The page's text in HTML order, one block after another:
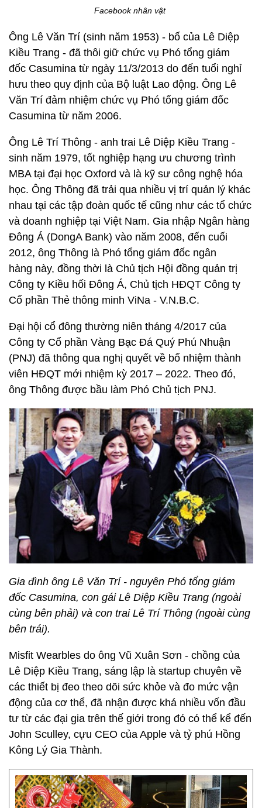
Facebook nhân vật
Ông Lê Văn Trí (sinh năm 1953) - bố của Lê Diệp
Kiều Trang - đã thôi giữ chức vụ Phó tổng giám
đốc Casumina từ ngày 11/3/2013 do đến tuổi nghỉ
hưu theo quy định của Bộ luật Lao động. Ông Lê
Văn Trí đảm nhiệm chức vụ Phó tổng giám đốc
Casumina từ năm 2006.
Ông Lê Trí Thông - anh trai Lê Diệp Kiều Trang -
sinh năm 1979, tốt nghiệp hạng ưu chương trình
MBA tại đại học Oxford và là kỹ sư công nghệ hóa
học. Ông Thông đã trải qua nhiều vị trí quản lý khác
nhau tại các tập đoàn quốc tế cũng như các tổ chức
và doanh nghiệp tại Việt Nam. Gia nhập Ngân hàng
Đông Á (DongA Bank) vào năm 2008, đến cuối
2012, ông Thông là Phó tổng giám đốc ngân
hàng này, đồng thời là Chủ tịch Hội đồng quản trị
Công ty Kiều hối Đông Á, Chủ tịch HĐQT Công ty
Cổ phần Thẻ thông minh ViNa - V.N.B.C.
Đại hội cổ đông thường niên tháng 4/2017 của
Công ty Cổ phần Vàng Bạc Đá Quý Phú Nhuận
(PNJ) đã thông qua nghị quyết về bổ nhiệm thành
viên HĐQT mới nhiệm kỳ 2017 – 2022. Theo đó,
ông Thông được bầu làm Phó Chủ tịch PNJ.
Gia đình ông Lê Văn Trí - nguyên Phó tổng giám
đốc Casumina, con gái Lê Diệp Kiều Trang (ngoài
cùng bên phải) và con trai Lê Trí Thông (ngoài cùng
bên trái).
Misfit Wearbles do ông Vũ Xuân Sơn - chồng của
Lê Diệp Kiều Trang, sáng lập là startup chuyên về
các thiết bị đeo theo dõi sức khỏe và đo mức vận
động của cơ thể, đã nhận được khá nhiều vốn đầu
tư từ các đại gia trên thế giới trong đó có thể kể đến
John Sculley, cựu CEO của Apple và tỷ phú Hồng
Kông Lý Gia Thành.